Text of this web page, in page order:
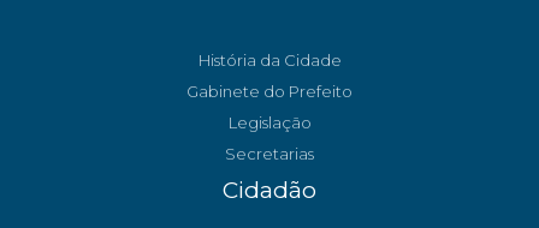
História da Cidade
Gabinete do Prefeito
Legislação
Secretarias
Cidadão